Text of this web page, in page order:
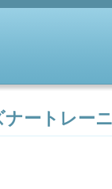
ナートレー